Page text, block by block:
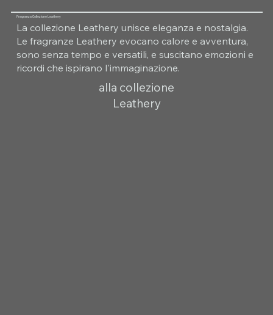
Fragranza Collezione Leathery
La collezione Leathery unisce eleganza e nostalgia.
Le fragranze Leathery evocano calore e avventura,
sono senza tempo e versatili, e suscitano emozioni e
ricordi che ispirano l'immaginazione.
alla collezione
Leathery